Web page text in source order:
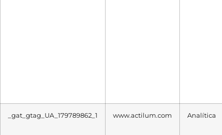
_gat_gtag_UA_179789862_1 www.actilum.com Analítica